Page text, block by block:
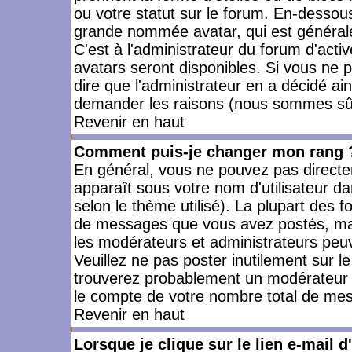
ou votre statut sur le forum. En-
grande nommée avatar, qui est
C'est à l'administrateur du forum
avatars seront disponibles. Si vous ne
dire que l'administrateur en a décidé
demander les raisons (nous sommes
Revenir en haut
Comment puis-je changer mon rang
En général, vous ne pouvez pas
apparaît sous votre nom d'utilisateur
selon le thème utilisé). La plupart des
de messages que vous avez postés,
les modérateurs et administrateurs
Veuillez ne pas poster inutilement sur
trouverez probablement un
le compte de votre nombre total de
Revenir en haut
Lorsque je clique sur le lien e-mail